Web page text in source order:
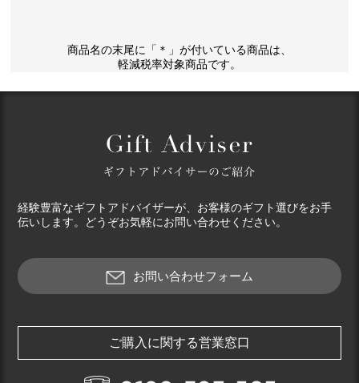
商品名の末尾に「＊」が付いている商品は、
軽減税率対象商品です。
経験豊富なギフトアドバイザーが、お客様のギフト選びをお手
伝いします。どうぞお気軽にお問い合わせください。
お問い合わせフォーム
ご購入に関する営業窓口